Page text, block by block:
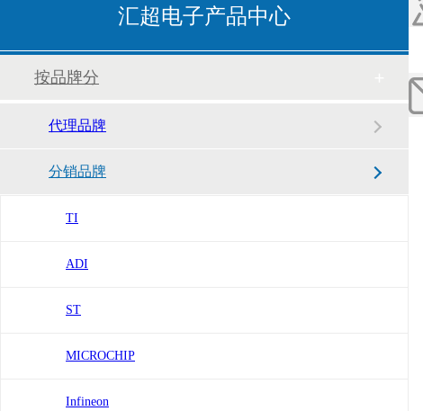
汇超电子产品中心
按品牌分
代理品牌
分销品牌
TI
ADI
ST
MICROCHIP
Infineon